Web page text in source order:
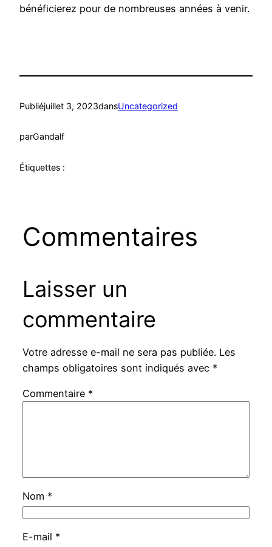
bénéficierez pour de nombreuses années à venir.
Publiéjuillet 3, 2023dansUncategorized
parGandalf
Étiquettes :
Commentaires
Laisser un
commentaire
Votre adresse e-mail ne sera pas publiée. Les
champs obligatoires sont indiqués avec *
Commentaire *
Nom *
E-mail *